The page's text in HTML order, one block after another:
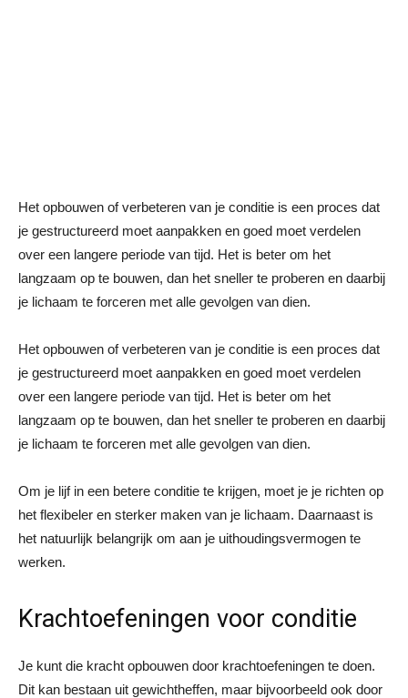
Het opbouwen of verbeteren van je conditie is een proces dat
je gestructureerd moet aanpakken en goed moet verdelen
over een langere periode van tijd. Het is beter om het
langzaam op te bouwen, dan het sneller te proberen en daarbij
je lichaam te forceren met alle gevolgen van dien.
Het opbouwen of verbeteren van je conditie is een proces dat
je gestructureerd moet aanpakken en goed moet verdelen
over een langere periode van tijd. Het is beter om het
langzaam op te bouwen, dan het sneller te proberen en daarbij
je lichaam te forceren met alle gevolgen van dien.
Om je lijf in een betere conditie te krijgen, moet je je richten op
het flexibeler en sterker maken van je lichaam. Daarnaast is
het natuurlijk belangrijk om aan je uithoudingsvermogen te
werken.
Krachtoefeningen voor conditie
Je kunt die kracht opbouwen door krachtoefeningen te doen.
Dit kan bestaan uit gewichtheffen, maar bijvoorbeeld ook door